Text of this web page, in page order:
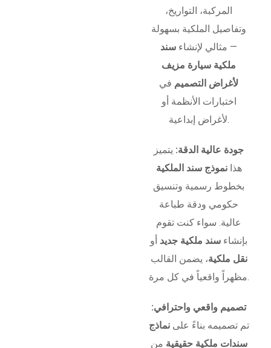
المركبة، التواريخ،
وتفاصيل الملكية بسهولة
— مثالي لإنشاء سند
ملكية سيارة مزيف
لأغراض التصميم في
اختبارات الأنظمة أو
لأغراض إبداعية.
جودة عالية الدقة: يتميز
هذانموذج سند الملكية
بخطوط رسمية وتنسيق
حكومي ودقة طباعة
عالية. سواء كنت تقوم
بإنشاء سند ملكية جديد أو
نقل ملكية، يضمن القالب
مظهراً واقعياً في كل مرة.
تصميم واقعي واحترافي:
تم تصميمه بناءً علىنماذج
سندات ملكية حقيقية من